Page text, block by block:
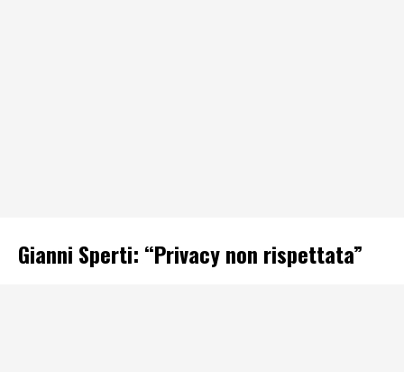
Gianni Sperti: “Privacy non rispettata”